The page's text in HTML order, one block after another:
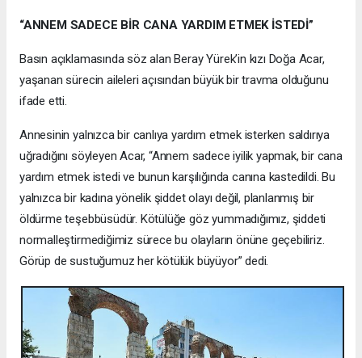
“ANNEM SADECE BİR CANA YARDIM ETMEK İSTEDİ”
Basın açıklamasında söz alan Beray Yürek’in kızı Doğa Acar,
yaşanan sürecin aileleri açısından büyük bir travma olduğunu
ifade etti.
Annesinin yalnızca bir canlıya yardım etmek isterken saldırıya
uğradığını söyleyen Acar, “Annem sadece iyilik yapmak, bir cana
yardım etmek istedi ve bunun karşılığında canına kastedildi. Bu
yalnızca bir kadına yönelik şiddet olayı değil, planlanmış bir
öldürme teşebbüsüdür. Kötülüğe göz yummadığımız, şiddeti
normalleştirmediğimiz sürece bu olayların önüne geçebiliriz.
Görüp de sustuğumuz her kötülük büyüyor” dedi.